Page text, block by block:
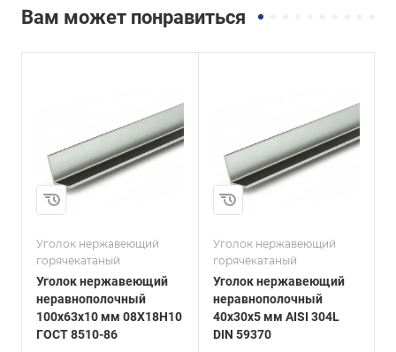
Вам может понравиться
Уголок нержавеющий
горячекатаный
Уголок нержавеющий
неравнополочный
100х63х10 мм 08Х18Н10
ГОСТ 8510-86
Неравнополочны
Высота, мм
30
Толщина, мм
AISI 304L
ГОСТ, ТУ
DIN 59370
Поверхность
шлифованная
Уголок нержавеющий
горячекатаный
Уголок нержавеющий
неравнополочный
40х30х5 мм AISI 304L
DIN 59370
Неравнополочны
Высота, мм
110
Толщина, мм
08ХГСДП
ГОСТ, ТУ
ГОСТ 8510-86
Поверхность
шлифованная